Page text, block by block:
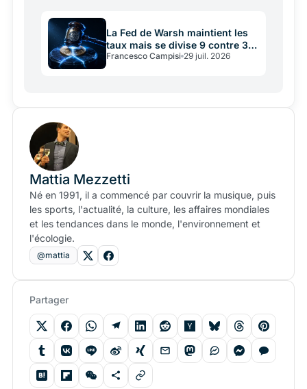
La Fed de Warsh maintient les
taux mais se divise 9 contre 3:
que risquent les crypto
Francesco Campisi 29 juil. 2026
Mattia Mezzetti
Né en 1991, il a commencé par couvrir la musique, puis
les sports, l'actualité, la culture, les affaires mondiales
et les tendances dans le monde, l'environnement et
l'écologie.
@mattia
Partager